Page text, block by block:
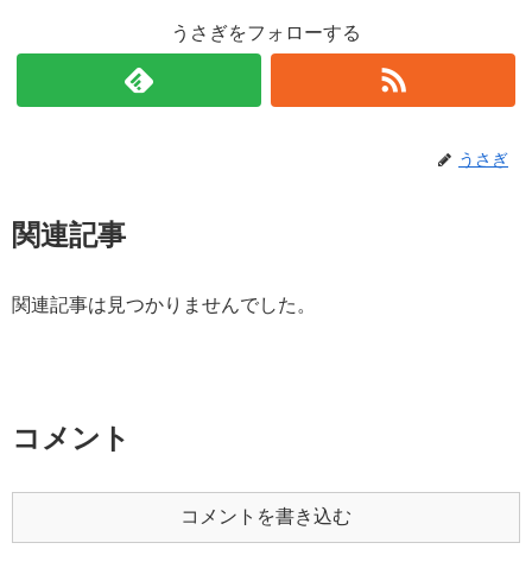
うさぎをフォローする
うさぎ
関連記事
関連記事は見つかりませんでした。
コメント
コメントを書き込む